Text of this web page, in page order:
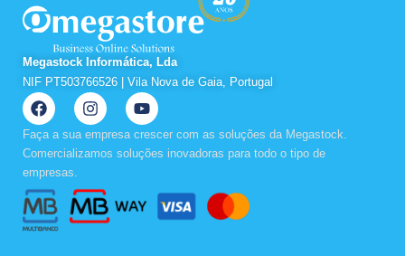
Megastock Informática, Lda
NIF PT503766526 | Vila Nova de Gaia, Portugal
F
a
c
e
o
o
k
I
n
s
t
r
a
m
Y
o
u
t
u
e
Faça a sua empresa crescer com as soluções da Megastock.
Comercializamos soluções inovadoras para todo o tipo de
empresas.